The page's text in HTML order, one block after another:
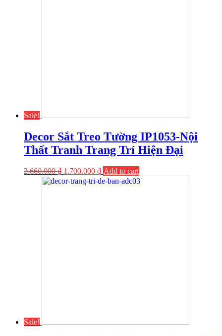
Sale!
Decor Sắt Treo Tường IP1053-Nội
Thất Tranh Trang Trí Hiện Đại
2.660.000₫ 1.700.000 ₫ Add to cart
Sale!